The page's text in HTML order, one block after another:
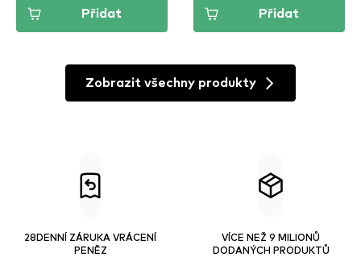
Přidat Přidat
Zobrazit všechny produkty
28DENNÍ ZÁRUKA VRÁCENÍ
PENĚZ
VÍCE NEŽ 9 MILIONŮ
DODANÝCH PRODUKTŮ